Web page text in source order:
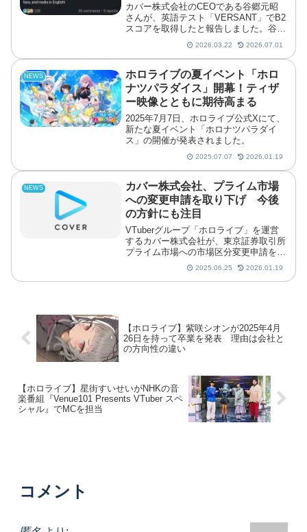
カバー株式会社のCEOである谷郷元昭
さんが、英語テスト「VERSANT」でB2
スコアを取得したと報告しました。谷郷
さんは2014年9月から1日2時間の英語学
習を続けてきたと明かしており、今後も
学習を継続しながらタレントやファン、
メディアと英...
2026.03.22 2026.07.01
NEWS
ホロライブの夏イベント「ホロ
ナツパラダイス」開幕！ティザ
ー映像とともに期待高まる
2025年7月7日、ホロライブ公式Xにて、
新たな夏イベント「ホロナツパラダイ
ス」の開催が発表されました。
2025.07.07 2026.01.19
NEWS
カバー株式会社、プライム市場
への変更申請を取り下げ 今後
の方針にも注目
VTuberグループ「ホロライブ」を運営
するカバー株式会社が、東京証券取引所
プライム市場への市場区分変更申請を取
り下げたことを2025年6月24日に発表し
2025.06.25 2026.01.19
【ホロライブ】紫咲シオンが2025年4月
26日を持って卒業を発表 理由は会社と
の方向性の違い
【ホロライブ】星街すいせいがNHKの音
楽番組『Venue101 Presents VTuber スペ
シャル』でMCを担当
コメント